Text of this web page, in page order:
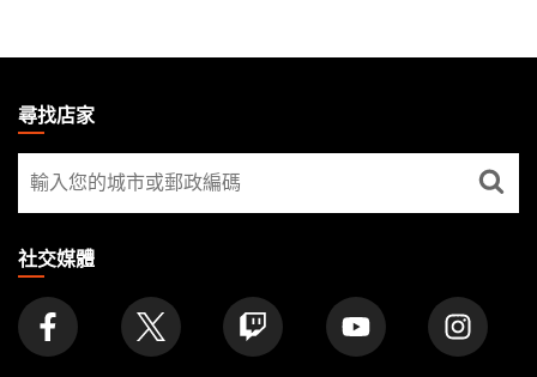
THE
GATHERING
FOOTER
尋找店家
尋
找
家
社交媒體